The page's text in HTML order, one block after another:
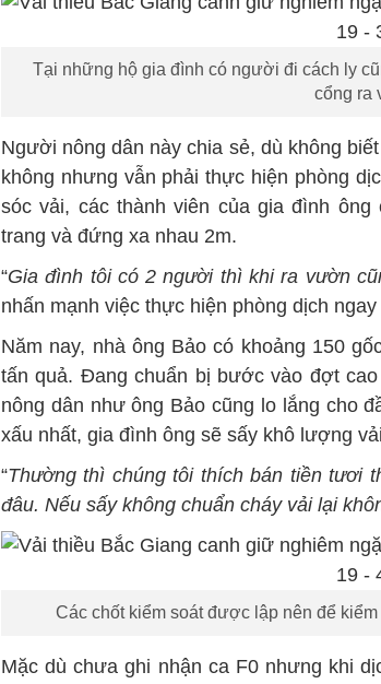
Tại những hộ gia đình có người đi cách ly
cổng ra
Người nông dân này chia sẻ, dù không
không nhưng vẫn phải thực hiện phòng
sóc vải, các thành viên của gia đình
trang và đứng xa nhau 2m.
“Gia đình tôi có 2 người thì khi ra vườn
nhấn mạnh việc thực hiện phòng dịch
Năm nay, nhà ông Bảo có khoảng 150
tấn quả. Đang chuẩn bị bước vào đợt
nông dân như ông Bảo cũng lo lắng cho
xấu nhất, gia đình ông sẽ sấy khô lượng
“Thường thì chúng tôi thích bán tiền tươi
đâu. Nếu sấy không chuẩn cháy vải lại
Các chốt kiểm soát được lập nên để
Mặc dù chưa ghi nhận ca F0 nhưng khi